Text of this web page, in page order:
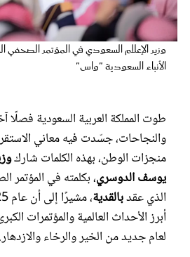
وزير الإعلام السعودي في المؤتمر
الأنباء السعودية "واس"
طوت المملكة العربية السعودية
والنجاحات، جسّدت فيه معاني
منجزات الوطن، بهذه الكلمات شارك
يوسف الدوسري
الذي عقدبالقدية
أبرز الأحداث العالمية والمؤتمرات
لعام جديد من الخير والرخاء والازدهار.
مجلة سيدتي
غلاف رفمي